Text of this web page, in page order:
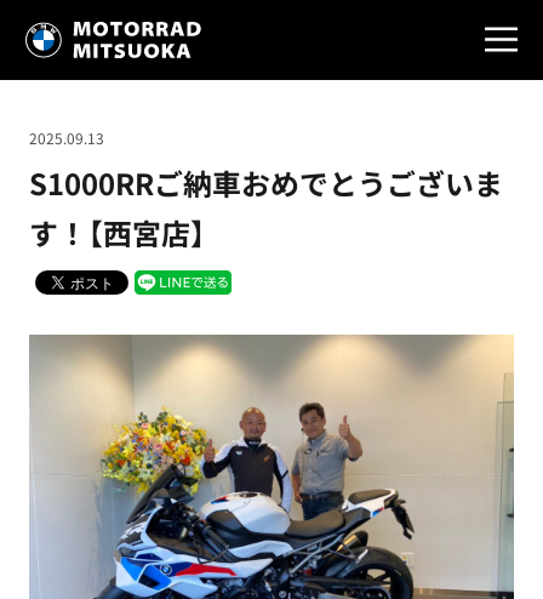
S1000RRご納車おめでとうございま
す！【西宮店】
2025.09.13